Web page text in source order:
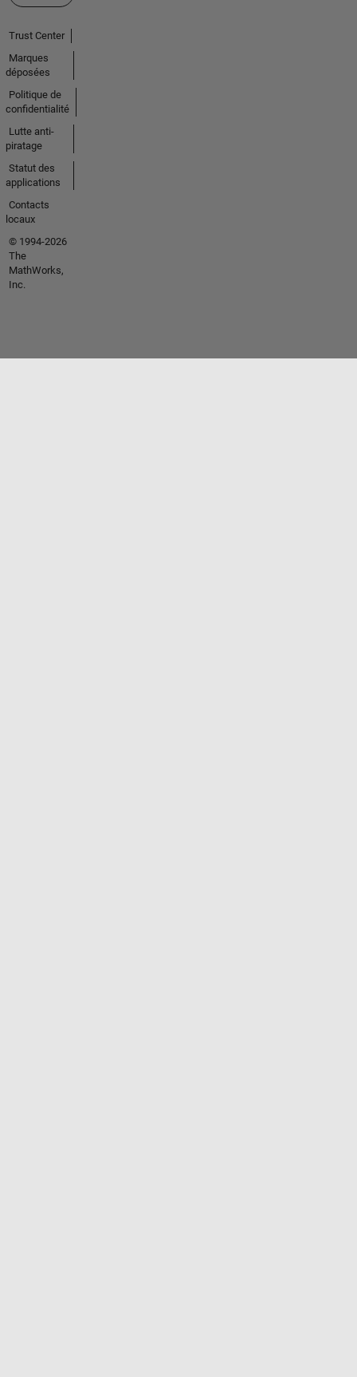
Trust Center
Marques
déposées
Politique de
confidentialité
Lutte anti-
piratage
Statut des
applications
Contacts
locaux
© 1994-2026
The
MathWorks,
Inc.